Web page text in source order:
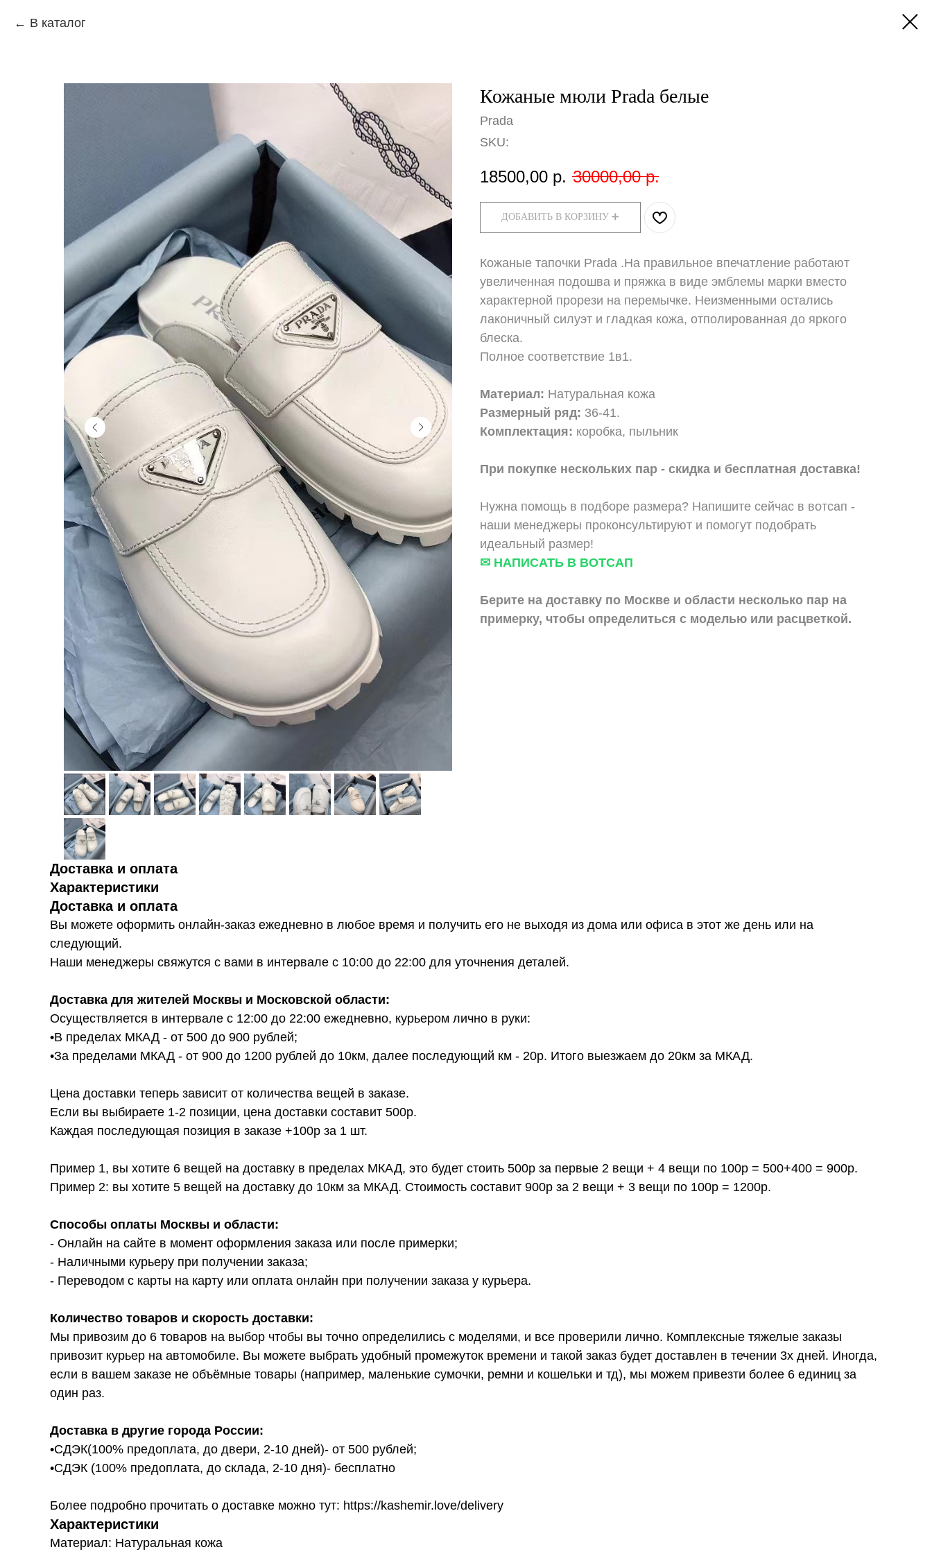
В каталог
Кожаные мюли Prada белые
Prada
SKU:
18500,00 р. 30000,00 р.
ДОБАВИТЬ В КОРЗИНУ ➕
Кожаные тапочки Prada .На правильное впечатление работают
увеличенная подошва и пряжка в виде эмблемы марки вместо
характерной прорези на перемычке. Неизменными остались
лаконичный силуэт и гладкая кожа, отполированная до яркого
блеска.
Полное соответствие 1в1.
Материал: Натуральная кожа
Размерный ряд: 36-41.
Комплектация: коробка, пыльник
При покупке нескольких пар - скидка и бесплатная доставка!
Нужна помощь в подборе размера? Напишите сейчас в вотсап -
наши менеджеры проконсультируют и помогут подобрать
идеальный размер!
✉ НАПИСАТЬ В ВОТСАП
Берите на доставку по Москве и области несколько пар на
примерку, чтобы определиться с моделью или расцветкой.
Доставка и оплата
Характеристики
Доставка и оплата
Вы можете оформить онлайн-заказ ежедневно в любое время и получить его не выходя из дома или офиса в этот же день или на
следующий.
Наши менеджеры свяжутся с вами в интервале с 10:00 до 22:00 для уточнения деталей.
Доставка для жителей Москвы и Московской области:
Осуществляется в интервале с 12:00 до 22:00 ежедневно, курьером лично в руки:
•В пределах МКАД - от 500 до 900 рублей;
•За пределами МКАД - от 900 до 1200 рублей до 10км, далее последующий км - 20р. Итого выезжаем до 20км за МКАД.
Цена доставки теперь зависит от количества вещей в заказе.
Если вы выбираете 1-2 позиции, цена доставки составит 500р.
Каждая последующая позиция в заказе +100р за 1 шт.
Пример 1, вы хотите 6 вещей на доставку в пределах МКАД, это будет стоить 500р за первые 2 вещи + 4 вещи по 100р = 500+400 = 900р.
Пример 2: вы хотите 5 вещей на доставку до 10км за МКАД. Стоимость составит 900р за 2 вещи + 3 вещи по 100р = 1200р.
Способы оплаты Москвы и области:
- Онлайн на сайте в момент оформления заказа или после примерки;
- Наличными курьеру при получении заказа;
- Переводом с карты на карту или оплата онлайн при получении заказа у курьера.
Количество товаров и скорость доставки:
Мы привозим до 6 товаров на выбор чтобы вы точно определились с моделями, и все проверили лично. Комплексные тяжелые заказы
привозит курьер на автомобиле. Вы можете выбрать удобный промежуток времени и такой заказ будет доставлен в течении 3х дней. Иногда,
если в вашем заказе не объёмные товары (например, маленькие сумочки, ремни и кошельки и тд), мы можем привезти более 6 единиц за
один раз.
Доставка в другие города России:
•СДЭК(100% предоплата, до двери, 2-10 дней)- от 500 рублей;
•СДЭК (100% предоплата, до склада, 2-10 дня)- бесплатно
Более подробно прочитать о доставке можно тут: https://kashemir.love/delivery
Характеристики
Материал: Натуральная кожа